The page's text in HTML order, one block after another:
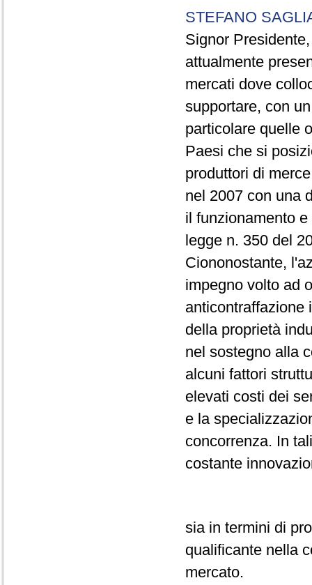
STEFANO
Signor
attualmente
mercati dove
supportare, con
particolare quelle
Paesi che si
produttori di
nel 2007 con una
il funzionamento
legge n. 350 del
Ciononostante,
impegno volto ad
anticontraffazione
della proprietà
nel sostegno alla
alcuni fattori
elevati costi dei
e la
concorrenza. In
costante
sia in termini di
qualificante nella
mercato.